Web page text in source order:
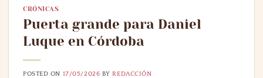
CRÓNICAS
Puerta grande para Daniel
Luque en Córdoba
POSTED ON 17/05/2026 BYREDACCIÓN